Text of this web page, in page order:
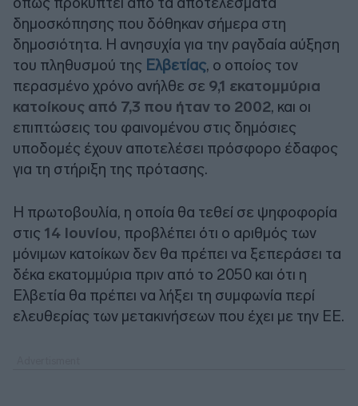
δημοσκόπησης που δόθηκαν σήμερα στη
δημοσιότητα. Η ανησυχία για την ραγδαία αύξηση
του πληθυσμού της Ελβετίας, ο οποίος τον
περασμένο χρόνο ανήλθε σε 9,1 εκατομμύρια
κατοίκους από 7,3 που ήταν το 2002, και οι
επιπτώσεις του φαινομένου στις δημόσιες
υποδομές έχουν αποτελέσει πρόσφορο έδαφος
για τη στήριξη της πρότασης.
Η πρωτοβουλία, η οποία θα τεθεί σε ψηφοφορία
στις 14 Ιουνίου, προβλέπει ότι ο αριθμός των
μόνιμων κατοίκων δεν θα πρέπει να ξεπεράσει τα
δέκα εκατομμύρια πριν από το 2050 και ότι η
Ελβετία θα πρέπει να λήξει τη συμφωνία περί
ελευθερίας των μετακινήσεων που έχει με την ΕΕ.